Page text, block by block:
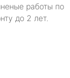
работы по
до 2 лет.